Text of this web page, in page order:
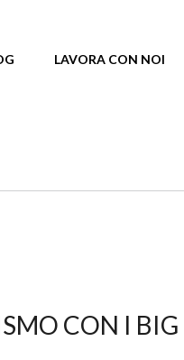
LAVORA CON NOI
CON I BIG